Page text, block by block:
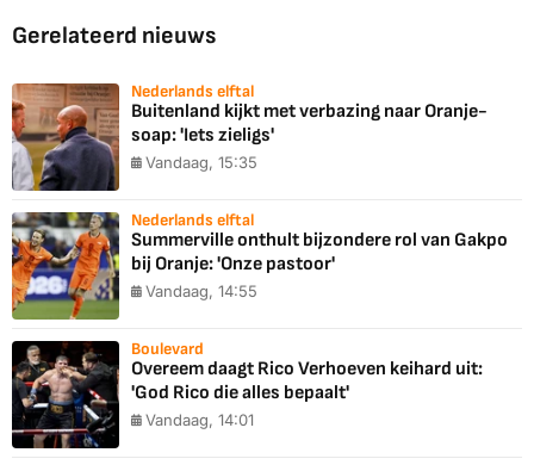
Gerelateerd nieuws
Nederlands elftal
Buitenland kijkt met verbazing naar Oranje-
soap: 'Iets zieligs'
Vandaag, 15:35
Nederlands elftal
Summerville onthult bijzondere rol van Gakpo
bij Oranje: 'Onze pastoor'
Vandaag, 14:55
Boulevard
Overeem daagt Rico Verhoeven keihard uit:
'God Rico die alles bepaalt'
Vandaag, 14:01